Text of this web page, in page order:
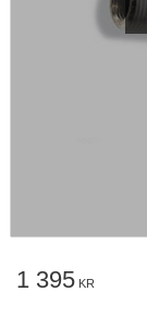
1 395 KR